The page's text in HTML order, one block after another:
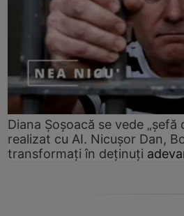
Diana Șoșoacă se vede
realizat cu AI. Nicușor Dan,
transformați în deținuți